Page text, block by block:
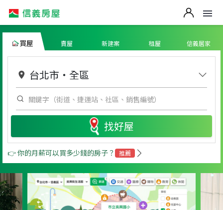
買屋 賣屋 新建案 租屋 信義居家
台北市 ・ 全區
找好屋
👉 你的月薪可以買多少錢的房子？ 推薦